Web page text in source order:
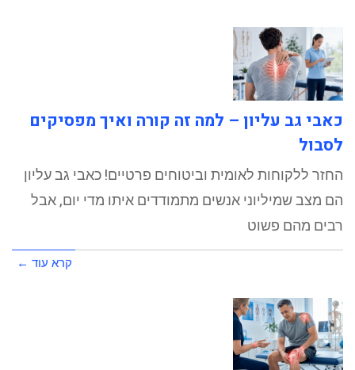
כאבי גב עליון – למה זה קורה ואיך מפסיקים
לסבול
החזר ללקוחות לאומית וביטוחים פרטיים! כאבי גב עליון
הם מצב שמיליוני אנשים מתמודדים איתו מדי יום, אבל
רבים מהם פשוט
קרא עוד ←